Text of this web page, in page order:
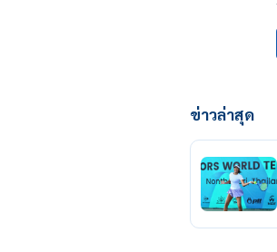
ข่าวล่าสุด